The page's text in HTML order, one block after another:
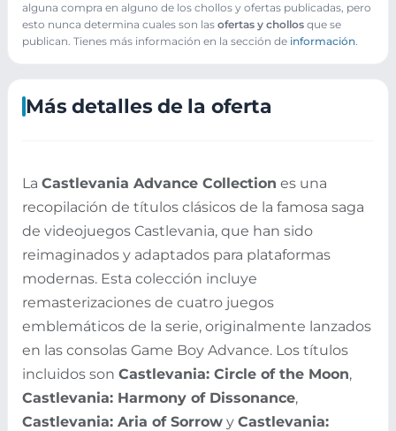
alguna compra en alguno de los chollos y ofertas publicadas, pero
esto nunca determina cuales son las ofertas y chollos que se
publican. Tienes más información en la sección de información.
Más detalles de la oferta
La Castlevania Advance Collection es una
recopilación de títulos clásicos de la famosa saga
de videojuegos Castlevania, que han sido
reimaginados y adaptados para plataformas
modernas. Esta colección incluye
remasterizaciones de cuatro juegos
emblemáticos de la serie, originalmente lanzados
en las consolas Game Boy Advance. Los títulos
incluidos son Castlevania: Circle of the Moon,
Castlevania: Harmony of Dissonance,
Castlevania: Aria of Sorrow y Castlevania: